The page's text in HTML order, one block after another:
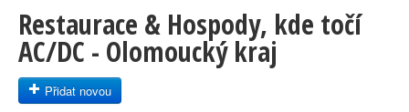
Restaurace & Hospody, kde točí
AC/DC - Olomoucký kraj
Přidat novou